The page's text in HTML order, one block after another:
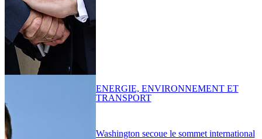
Washington secoue le sommet international
ENERGIE, ENVIRONNEMENT ET
TRANSPORT